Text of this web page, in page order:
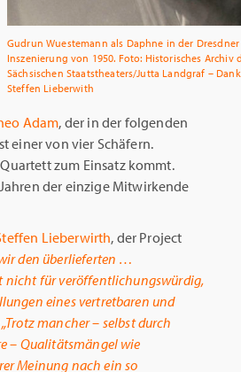
Gudrun Wuestemann als Daphne in der Dresdner
Inszenierung von 1950. Foto: Historisches Archiv
Sächsischen Staatstheaters/Jutta Landgraf –
Steffen Lieberwith
Adam, der in der folgenden
einer von vier Schäfern.
zum Einsatz kommt.
der einzige Mitwirkende
Lieberwirth, der Project
den überlieferten …
nicht für veröffentlichungswürdig,
eines vertretbaren und
„Trotz mancher – selbst durch
– Qualitätsmängel wie
Meinung nach ein so